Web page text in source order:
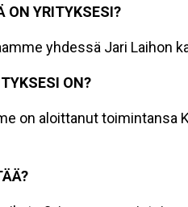
ON YRITYKSESI?
yhdessä Jari Laihon
ON?
on aloittanut toimintansa